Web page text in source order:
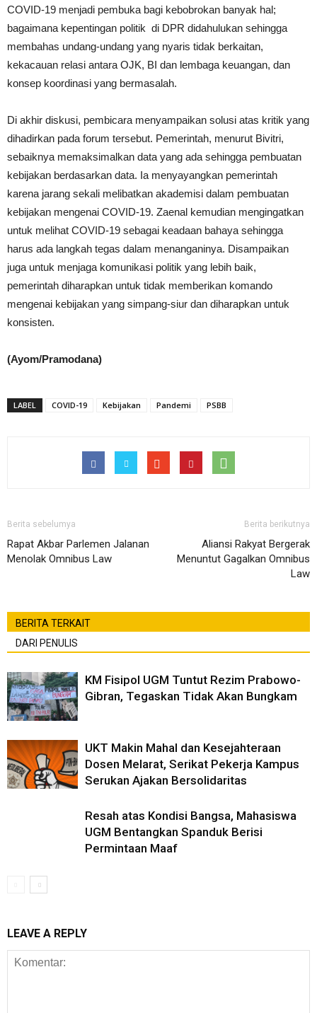
COVID-19 menjadi pembuka bagi kebobrokan banyak hal;
bagaimana kepentingan politik di DPR didahulukan sehingga
membahas undang-undang yang nyaris tidak berkaitan,
kekacauan relasi antara OJK, BI dan lembaga keuangan, dan
konsep koordinasi yang bermasalah.
Di akhir diskusi, pembicara menyampaikan solusi atas kritik yang
dihadirkan pada forum tersebut. Pemerintah, menurut Bivitri,
sebaiknya memaksimalkan data yang ada sehingga pembuatan
kebijakan berdasarkan data. Ia menyayangkan pemerintah
karena jarang sekali melibatkan akademisi dalam pembuatan
kebijakan mengenai COVID-19. Zaenal kemudian mengingatkan
untuk melihat COVID-19 sebagai keadaan bahaya sehingga
harus ada langkah tegas dalam menanganinya. Disampaikan
juga untuk menjaga komunikasi politik yang lebih baik,
pemerintah diharapkan untuk tidak memberikan komando
mengenai kebijakan yang simpang-siur dan diharapkan untuk
konsisten.
(Ayom/Pramodana)
LABEL COVID-19 Kebijakan Pandemi PSBB
Berita sebelumya
Rapat Akbar Parlemen Jalanan
Menolak Omnibus Law
Berita berikutnya
Aliansi Rakyat Bergerak
Menuntut Gagalkan Omnibus
Law
BERITA TERKAIT
DARI PENULIS
KM Fisipol UGM Tuntut Rezim Prabowo-
Gibran, Tegaskan Tidak Akan Bungkam
UKT Makin Mahal dan Kesejahteraan
Dosen Melarat, Serikat Pekerja Kampus
Serukan Ajakan Bersolidaritas
Resah atas Kondisi Bangsa, Mahasiswa
UGM Bentangkan Spanduk Berisi
Permintaan Maaf
LEAVE A REPLY